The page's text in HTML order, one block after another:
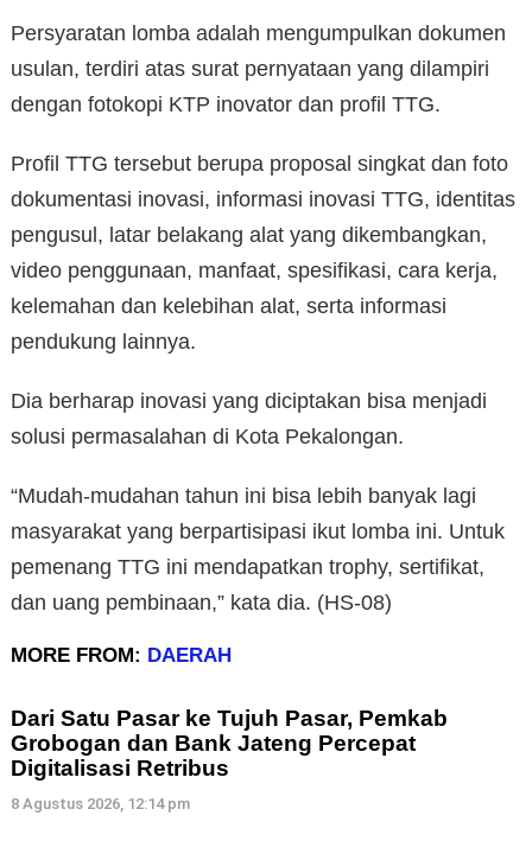
Persyaratan lomba adalah mengumpulkan dokumen
usulan, terdiri atas surat pernyataan yang dilampiri
dengan fotokopi KTP inovator dan profil TTG.
Profil TTG tersebut berupa proposal singkat dan foto
dokumentasi inovasi, informasi inovasi TTG, identitas
pengusul, latar belakang alat yang dikembangkan,
video penggunaan, manfaat, spesifikasi, cara kerja,
kelemahan dan kelebihan alat, serta informasi
pendukung lainnya.
Dia berharap inovasi yang diciptakan bisa menjadi
solusi permasalahan di Kota Pekalongan.
“Mudah-mudahan tahun ini bisa lebih banyak lagi
masyarakat yang berpartisipasi ikut lomba ini. Untuk
pemenang TTG ini mendapatkan trophy, sertifikat,
dan uang pembinaan,” kata dia. (HS-08)
MORE FROM: DAERAH
Dari Satu Pasar ke Tujuh Pasar, Pemkab
Grobogan dan Bank Jateng Percepat
Digitalisasi Retribus
8 Agustus 2026, 12:14 pm